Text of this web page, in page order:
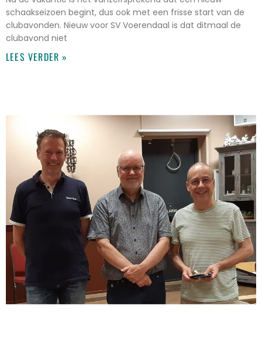
schaakseizoen begint, dus ook met een frisse start van de
clubavonden. Nieuw voor SV Voerendaal is dat ditmaal de
clubavond niet
LEES VERDER »